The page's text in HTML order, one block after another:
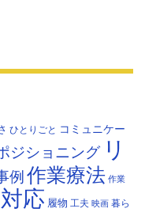
ひとりごと コミュニケー
ジショニング リ
例作業療法 作業
対応 履物 工夫 映画 暮ら